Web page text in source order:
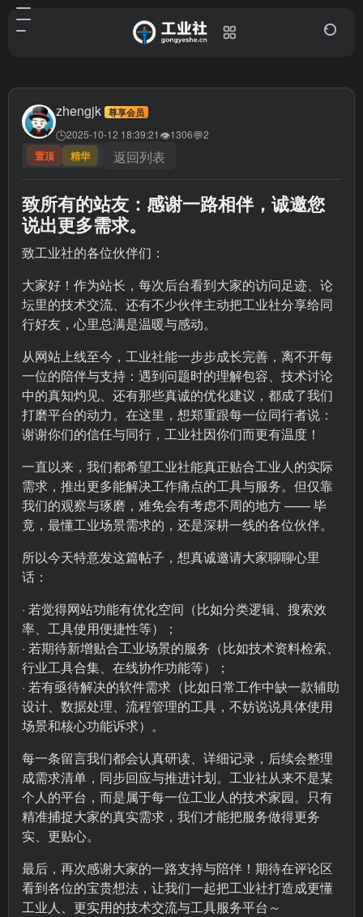
zhengjk 尊享会员
🕒2025-10-12 18:39:21 👁1306💬2
置顶 精华 返回列表
致所有的站友：感谢一路相伴，诚邀您
说出更多需求。
致工业社的各位伙伴们：
大家好！作为站长，每次后台看到大家的访问足迹、论
坛里的技术交流、还有不少伙伴主动把工业社分享给同
行好友，心里总满是温暖与感动。
从网站上线至今，工业社能一步步成长完善，离不开每
一位的陪伴与支持：遇到问题时的理解包容、技术讨论
中的真知灼见、还有那些真诚的优化建议，都成了我们
打磨平台的动力。在这里，想郑重跟每一位同行者说：
谢谢你们的信任与同行，工业社因你们而更有温度！
一直以来，我们都希望工业社能真正贴合工业人的实际
需求，推出更多能解决工作痛点的工具与服务。但仅靠
我们的观察与琢磨，难免会有考虑不周的地方 —— 毕
竟，最懂工业场景需求的，还是深耕一线的各位伙伴。
所以今天特意发这篇帖子，想真诚邀请大家聊聊心里
话：
· 若觉得网站功能有优化空间（比如分类逻辑、搜索效
率、工具使用便捷性等）；
· 若期待新增贴合工业场景的服务（比如技术资料检索、
行业工具合集、在线协作功能等）；
· 若有亟待解决的软件需求（比如日常工作中缺一款辅助
设计、数据处理、流程管理的工具，不妨说说具体使用
场景和核心功能诉求）。
每一条留言我们都会认真研读、详细记录，后续会整理
成需求清单，同步回应与推进计划。工业社从来不是某
个人的平台，而是属于每一位工业人的技术家园。只有
精准捕捉大家的真实需求，我们才能把服务做得更务
实、更贴心。
最后，再次感谢大家的一路支持与陪伴！期待在评论区
看到各位的宝贵想法，让我们一起把工业社打造成更懂
工业人、更实用的技术交流与工具服务平台～